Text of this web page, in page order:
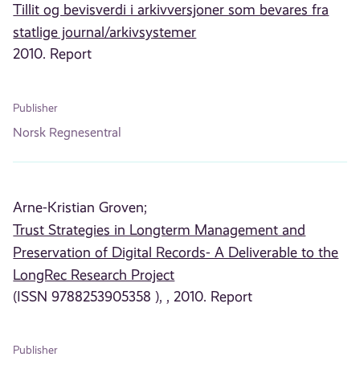
Tillit og bevisverdi i arkivversjoner som bevares fra
statlige journal/arkivsystemer
2010. Report
Publisher
Norsk Regnesentral
Arne-Kristian Groven;
Trust Strategies in Longterm Management and
Preservation of Digital Records- A Deliverable to the
LongRec Research Project
(ISSN 9788253905358 ), , 2010. Report
Publisher